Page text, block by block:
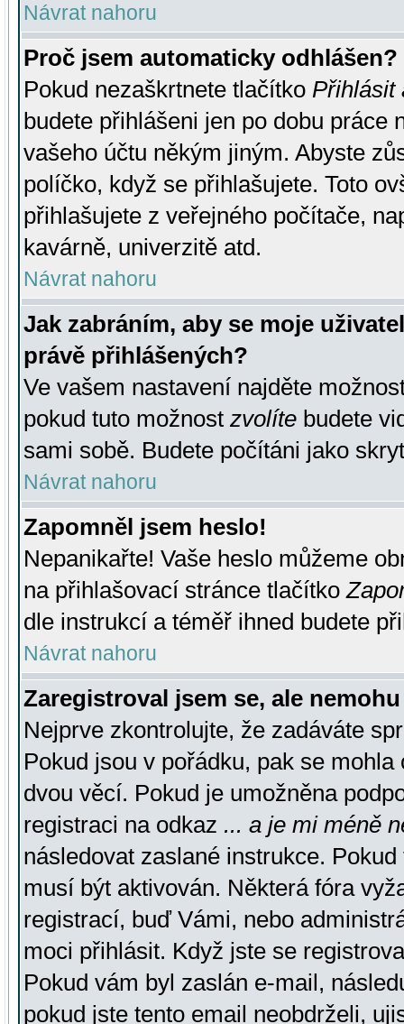
Návrat nahoru
Proč jsem automaticky odhlášen?
Pokud nezaškrtnete tlačítko Přihlásit
budete přihlášeni jen po dobu práce
vašeho účtu někým jiným. Abyste
políčko, když se přihlašujete. Toto
přihlašujete z veřejného počítače,
kavárně, univerzitě atd.
Návrat nahoru
Jak zabráním, aby se moje
právě přihlášených?
Ve vašem nastavení najděte
pokud tuto možnost zvolíte budete
sami sobě. Budete počítáni jako
Návrat nahoru
Zapomněl jsem heslo!
Nepanikařte! Vaše heslo můžeme
na přihlašovací stránce tlačítko
dle instrukcí a téměř ihned budete
Návrat nahoru
Zaregistroval jsem se, ale
Nejprve zkontrolujte, že zadáváte
Pokud jsou v pořádku, pak se
dvou věcí. Pokud je umožněna
registraci na odkaz ... a je mi méně
následovat zaslané instrukce.
musí být aktivován. Některá fóra
registrací, buď Vámi, nebo
moci přihlásit. Když jste se
Pokud vám byl zaslán e-mail,
pokud jste tento email neobdrželi,